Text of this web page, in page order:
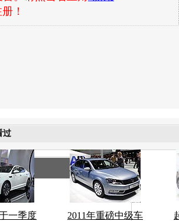
！
过
一季度
2011年重磅中级车